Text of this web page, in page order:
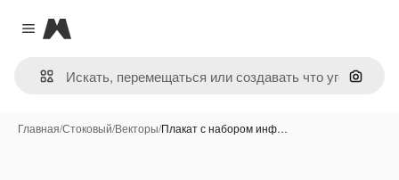
Close menu
Magnific
Поиск
Главная/Стоковый/Векторы/Плакат с набором инф…